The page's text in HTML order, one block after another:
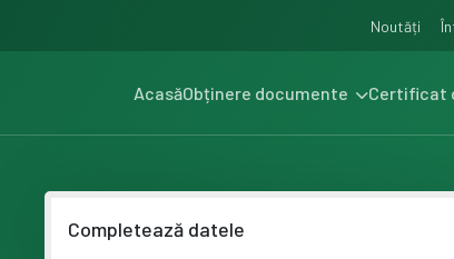
Noutăți
AcasăObținere documente Certificat
Completează datele